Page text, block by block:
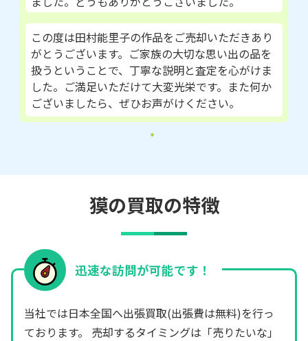
この度は田村能里子の作品をご売却いただきあり
がとうございます。ご家族の大切な思い出の品を
扱うということで、丁寧な説明と査定を心がけま
した。ご満足いただけて大変光栄です。また何か
ございましたら、ぜひお声がけください。
獏の買取の特徴
迅速な訪問が可能です！
当社では日本全国へ出張買取(出張費は無料)を行っ
ております。 売却するタイミングは「売りたいな」